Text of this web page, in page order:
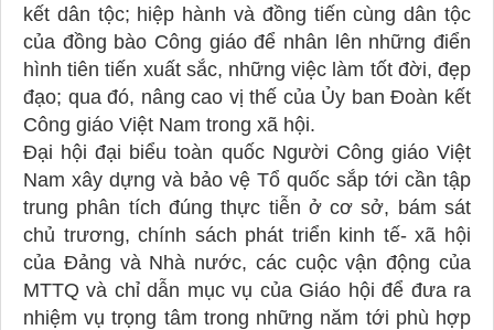
kết dân tộc; hiệp hành và đồng tiến cùng dân tộc
của đồng bào Công giáo để nhân lên những điển
hình tiên tiến xuất sắc, những việc làm tốt đời, đẹp
đạo; qua đó, nâng cao vị thế của Ủy ban Đoàn kết
Công giáo Việt Nam trong xã hội.
Đại hội đại biểu toàn quốc Người Công giáo Việt
Nam xây dựng và bảo vệ Tổ quốc sắp tới cần tập
trung phân tích đúng thực tiễn ở cơ sở, bám sát
chủ trương, chính sách phát triển kinh tế- xã hội
của Đảng và Nhà nước, các cuộc vận động của
MTTQ và chỉ dẫn mục vụ của Giáo hội để đưa ra
nhiệm vụ trọng tâm trong những năm tới phù hợp